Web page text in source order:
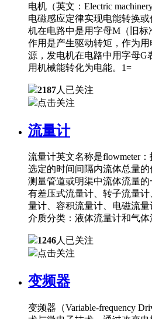
电机（英文：Electric
电磁感应定律实现电能转换
机在电路中是用字母M（旧
作用是产生驱动转矩，作为
源，发电机在电路中用字母G
用机械能转化为电能。1=
2187人已关注
点击关注
流量计
流量计英文名称是flowmeter
选定的时间间隔内流体总量
测量管道或明渠中流体流量
有差压式流量计、转子流量
量计、容积流量计、电磁流
介质分类：液体流量计和气体
1246人已关注
点击关注
变频器
变频器（Variable-frequency